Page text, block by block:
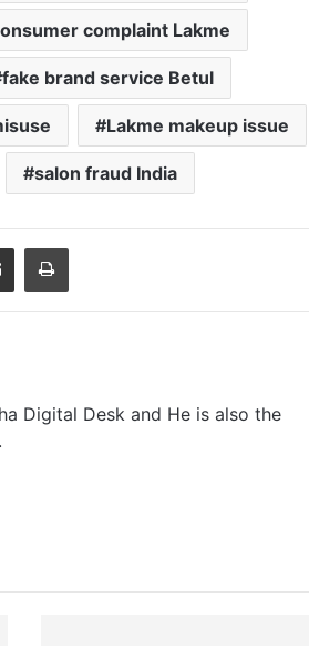
complaint Lakme
fake brand service Betul
Lakme makeup issue
salon fraud India
Digital Desk and He is also the